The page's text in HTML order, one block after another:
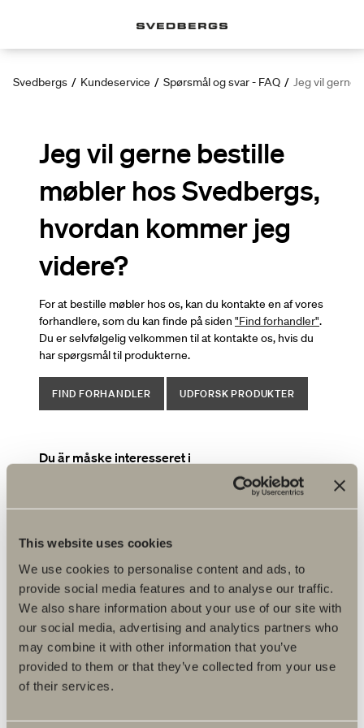
This website uses cookies
We use cookies to personalise content and ads, to
provide social media features and to analyse our traffic.
We also share information about your use of our site with
our social media, advertising and analytics partners who
may combine it with other information that you’ve
provided to them or that they’ve collected from your use
of their services.
Svedbergs / Kundeservice / Spørsmål og svar - FAQ / Jeg vil gerne
Jeg vil gerne bestille
møbler hos Svedbergs,
hvordan kommer jeg
videre?
For at bestille møbler hos os, kan du kontakte en af ​​vores
forhandlere, som du kan finde på siden "Find forhandler".
Du er selvfølgelig velkommen til at kontakte os, hvis du
har spørgsmål til produkterne.
FIND FORHANDLER UDFORSK PRODUKTER
Du är måske interesseret i
Hvad er farvekoden på mit møbel?
Hvor kan jeg finde monteringsvejledning, mål og
specifikationer?
Hvordan laver jeg en reklamation?
Kan jeg udskifte den gamle halogenbelysning i
mit spejlskab/spejl med LED?
Mit håndvaskarmatur er utæt, hvad kan man gøre?
Online salg af reservedele